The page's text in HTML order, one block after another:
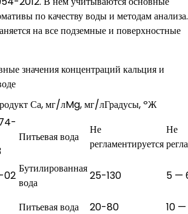
по качеству воды и методам анализа.
на все подземные и поверхностные
значения концентраций кальция и
Са, мг/лMg, мг/лГрадусы, ºЖ
Питьевая вода
Не
регламентируется
Не
02
Бутилированная
вода
25-130 5 —
Питьевая вода 20-80 10